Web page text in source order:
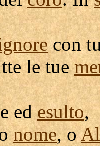
con
le tue
edesulto,
nome, o